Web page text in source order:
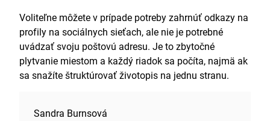
služby na zasielanie správ.
Jazyky
Nemčina— B2
Voliteľne môžete v prípade potreby zahrnúť odkazy na
profily na sociálnych sieťach, ale nie je potrebné
uvádzať svoju poštovú adresu. Je to zbytočné
plytvanie miestom a každý riadok sa počíta, najmä ak
sa snažíte štruktúrovať životopis na jednu stranu.
Sandra Burnsová